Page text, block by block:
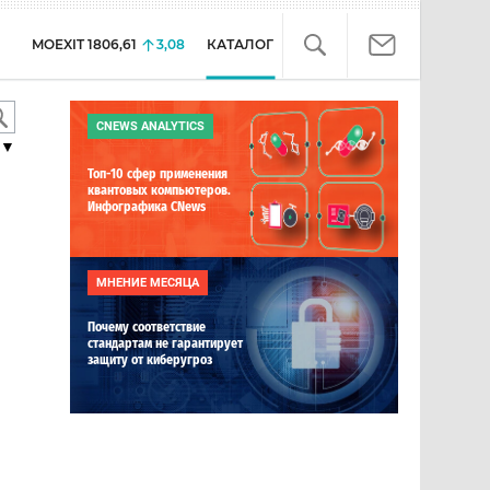
MOEXIT 1806,61 3,08 КАТАЛОГ
CNEWS ANALYTICS
Топ-10 сфер применения
квантовых компьютеров.
Инфографика CNews
МНЕНИЕ МЕСЯЦА
Почему соответствие
стандартам не гарантирует
защиту от киберугроз